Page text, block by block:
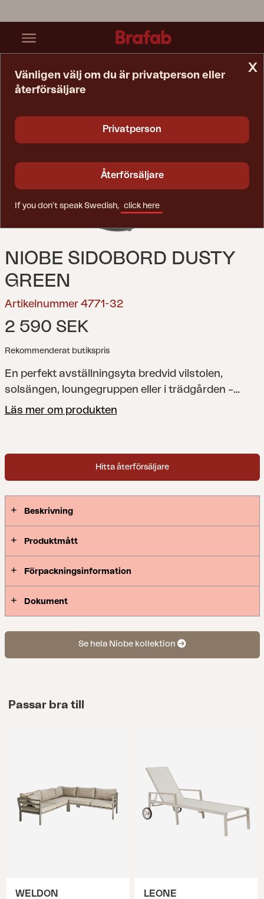
NIOBE SIDOBORD DUSTY
GREEN
Artikelnummer 4771-32
2 590 SEK
Rekommenderat butikspris
En perfekt avställningsyta bredvid vilstolen,
solsängen, loungegruppen eller i trädgården –
Niobe tar du enkelt med dig tack vare den
än placerar det. Elegans möter funktion i detta
användbara och smarta sidobord som du enkelt
bord som är lika enkelt att hantera som att matcha
Läs mer om produkten
Hitta återförsäljare
Beskrivning
Produktmått
Förpackningsinformation
Dokument
Se hela Niobe kollektion
Passar bra till
WELDON LEONE
x
Vänligen välj om du är privatperson eller
återförsäljare
Privatperson
Återförsäljare
If you don't speak Swedish, click here